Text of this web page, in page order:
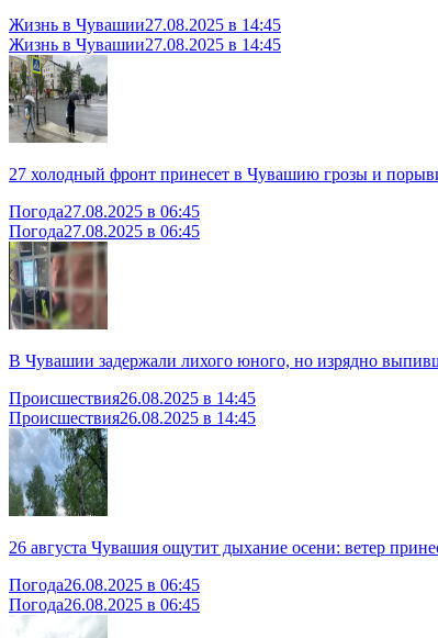
Жизнь в Чувашии27.08.2025 в 14:45
Жизнь в Чувашии27.08.2025 в 14:45
27 холодный фронт принесет в Чувашию грозы и
Погода27.08.2025 в 06:45
Погода27.08.2025 в 06:45
В Чувашии задержали лихого юного, но изрядно
Происшествия26.08.2025 в 14:45
Происшествия26.08.2025 в 14:45
26 августа Чувашия ощутит дыхание осени: ветер
Погода26.08.2025 в 06:45
Погода26.08.2025 в 06:45